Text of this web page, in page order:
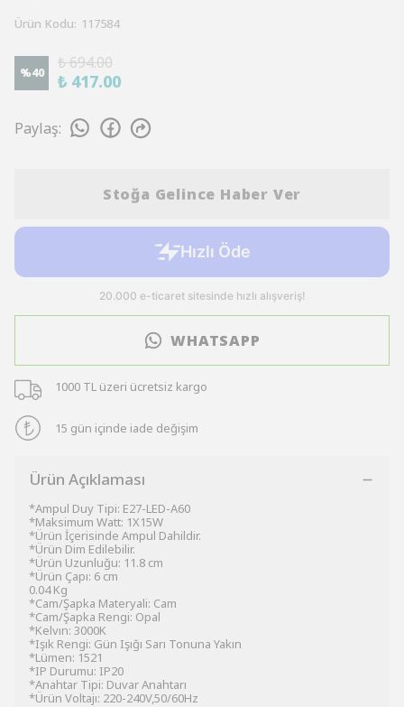
Ürün Kodu: 117584
%40
₺ 694.00
₺ 417.00
Paylaş:
Stoğa Gelince Haber Ver
WHATSAPP
1000 TL üzeri ücretsiz kargo
15 gün içinde iade değişim
Ürün Açıklaması
*Ampul Duy Tipi: E27-LED-A60
*Maksimum Watt: 1X15W
*Ürün İçerisinde Ampul Dahildir.
*Ürün Dim Edilebilir.
*Ürün Uzunluğu: 11.8 cm
*Ürün Çapı: 6 cm
0.04 Kg
*Cam/Şapka Materyali: Cam
*Cam/Şapka Rengi: Opal
*Kelvın: 3000K
*Işık Rengi: Gün Işığı Sarı Tonuna Yakın
*Lümen: 1521
*IP Durumu: IP20
*Anahtar Tipi: Duvar Anahtarı
*Ürün Voltajı: 220-240V,50/60Hz